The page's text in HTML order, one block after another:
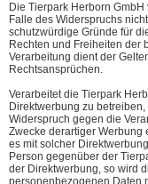
Die Tierpark Herborn
Falle des Widerspruchs
schutzwürdige Gründe für
Rechten und Freiheiten der
Verarbeitung dient der
Rechtsansprüchen.
Verarbeitet die Tierpark
Direktwerbung zu
Widerspruch gegen die
Zwecke derartiger Werbung
es mit solcher
Person gegenüber der
der Direktwerbung, so wird
personenbezogenen Daten